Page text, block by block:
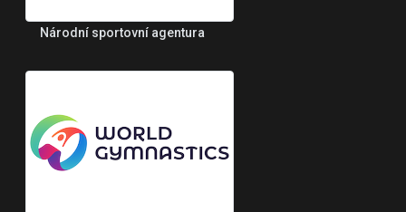
Národní sportovní agentura